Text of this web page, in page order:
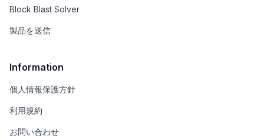
Block Blast Solver
製品を送信
Information
個人情報保護方針
利用規約
お問い合わせ